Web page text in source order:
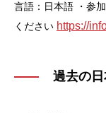
言語：日本語 ・参
ください https://
過去の